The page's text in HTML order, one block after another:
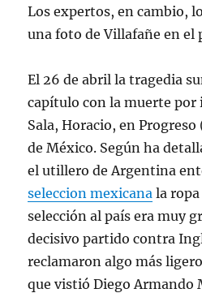
Los expertos, en cambio,
una foto de Villafañe en el
El 26 de abril la tragedia
capítulo con la muerte por
Sala, Horacio, en
de México. Según ha
el utillero de Argentina
seleccion mexicana la
selección al país era muy
decisivo partido contra
reclamaron algo más
que vistió Diego Armando